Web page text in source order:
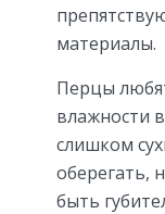
материалы.
Перцы
влажности
слишком
оберегать,
быть